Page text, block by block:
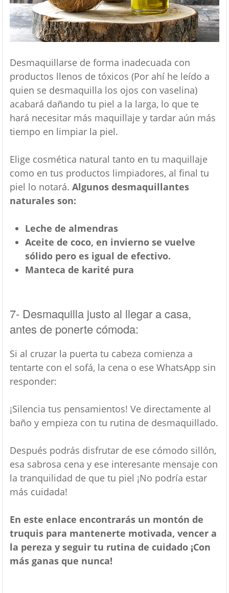
Desmaquillarse de forma inadecuada con
productos llenos de tóxicos (Por ahí he leído a
quien se desmaquilla los ojos con vaselina)
acabará dañando tu piel a la larga, lo que te
hará necesitar más maquillaje y tardar aún más
tiempo en limpiar la piel.
Elige cosmética natural tanto en tu maquillaje
como en tus productos limpiadores, al final tu
piel lo notará. Algunos desmaquillantes
naturales son:
Leche de almendras
Aceite de coco, en invierno se vuelve
sólido pero es igual de efectivo.
Manteca de karité pura
7- Desmaquilla justo al llegar a casa,
antes de ponerte cómoda:
Si al cruzar la puerta tu cabeza comienza a
tentarte con el sofá, la cena o ese WhatsApp sin
responder:
¡Silencia tus pensamientos! Ve directamente al
baño y empieza con tu rutina de desmaquillado.
Después podrás disfrutar de ese cómodo sillón,
esa sabrosa cena y ese interesante mensaje con
la tranquilidad de que tu piel ¡No podría estar
más cuidada!
En este enlace encontrarás un montón de
truquis para mantenerte motivada, vencer a
la pereza y seguir tu rutina de cuidado ¡Con
más ganas que nunca!